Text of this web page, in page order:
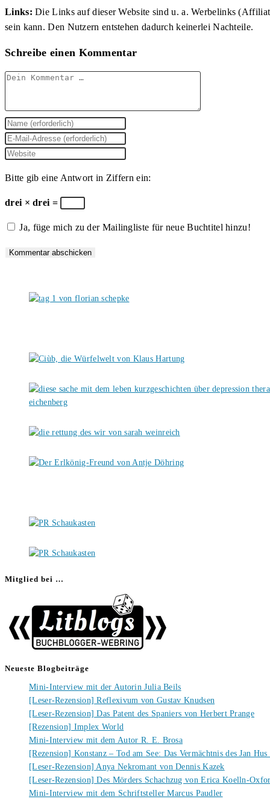
Links: Die Links auf dieser Website sind u. a. Werbelinks
sein kann. Den Nutzern entstehen dadurch keinerlei Nachteile.
Schreibe einen Kommentar
Kommentar
Gib
deinen
Namen
Benutzernamen
zum
ein
Gib
deine
Mail-
Adresse
Kommentieren
Gib
Website-
URL
(optional)
Bitte gib eine Antwort in Ziffern ein:
drei × drei =
Ja, füge mich zu der Mailingliste für neue Buchtitel hinzu!
Mitglied bei …
Neueste Blogbeiträge
Mini-Interview mit der Autorin Julia Beils
[Leser-Rezension] Reflexivum von Gustav Knudsen
[Leser-Rezension] Das Patent des Spaniers von Herbert Prange
[Rezension] Implex World
Mini-Interview mit dem Autor R. E. Brosa
[Rezension] Konstanz – Tod am See: Das Vermächtnis des Jan
[Leser-Rezension] Anya Nekromant von Dennis Kazek
[Leser-Rezension] Des Mörders Schachzug von Erica Koelln-
Mini-Interview mit dem Schriftsteller Marcus Paudler